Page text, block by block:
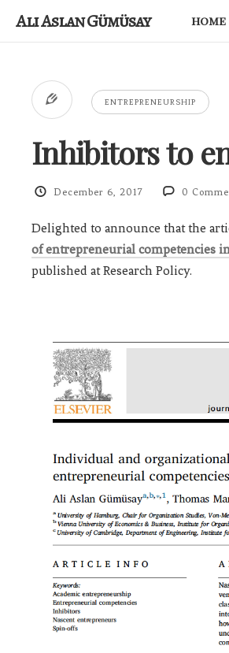
Ali Aslan Gümüsay home
ENTREPRENEURSHIP
Inhibitors to
December 6, 2017 0
Delighted to announce that the
of entrepreneurial competencies
published at Research Policy.